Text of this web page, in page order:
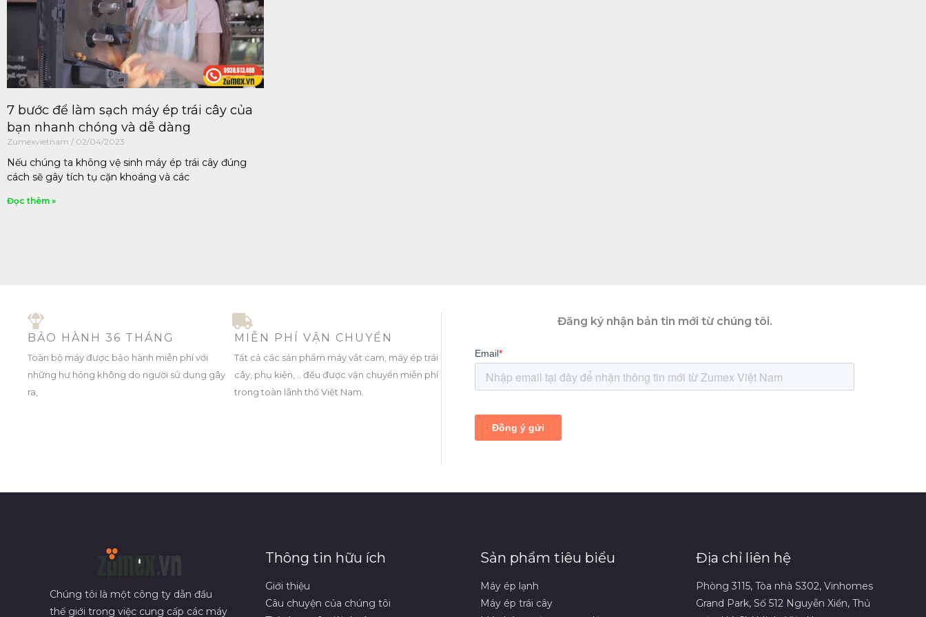
7 bước để làm sạch máy ép trái cây của
bạn nhanh chóng và dễ dàng
Zumexvietnam 02/04/2023
Nếu chúng ta không vệ sinh máy ép trái cây đúng
cách sẽ gây tích tụ cặn khoáng và các
Đọc thêm »
BẢO HÀNH 36 THÁNG
Toàn bộ máy được bảo hành miễn phí với
những hư hỏng không do người sử dụng gây
ra,
MIỄN PHÍ VẬN CHUYỂN
Tất cả các sản phẩm máy vắt cam, máy ép trái
cây, phụ kiện, .. đều được vận chuyển miễn phí
trong toàn lãnh thổ Việt Nam.
Đăng ký nhận bản tin mới từ chúng tôi.
Chúng tôi là một công ty dẫn đầu
thế giới trong việc cung cấp các máy
Thông tin hữu ích
Giới thiệu
Câu chuyện của chúng tôi
Sản phẩm tiêu biểu
Máy ép lạnh
Máy ép trái cây
Địa chỉ liên hệ
Phòng 3115, Tòa nhà S302, Vinhomes
Grand Park, Số 512 Nguyễn Xiển, Thủ